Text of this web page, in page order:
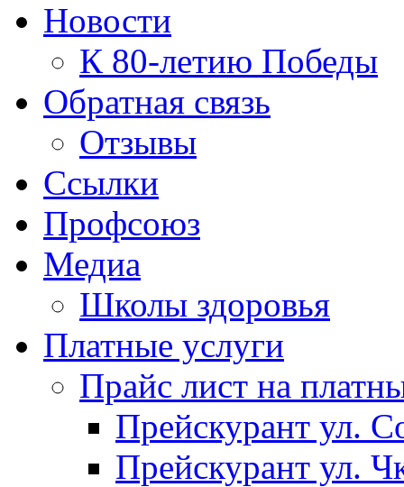
Новости
К 80-летию Победы
Обратная связь
Отзывы
Ссылки
Профсоюз
Медиа
Школы здоровья
Платные услуги
Прайс лист на
Прейскурант ул.
Прейскурант ул.